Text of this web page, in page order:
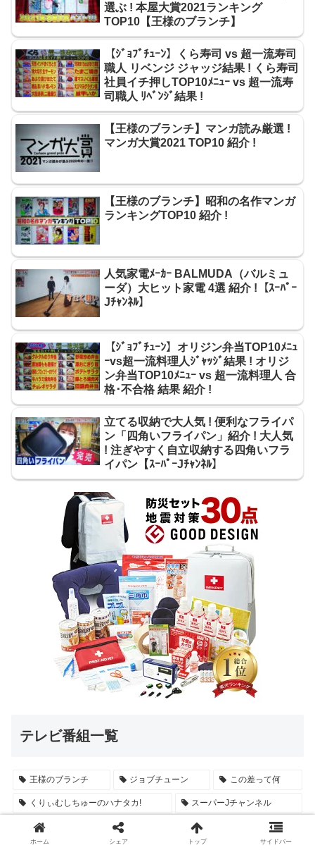
選ぶ ! 本屋大賞2021ランキング
TOP10【王様のブランチ】
【ｼﾞｮﾌﾞﾁｭｰﾝ】くら寿司 vs 超一流寿司
職人 リベンジ ジャッジ結果 ! くら寿司
社員イチ押しTOP10ﾒﾆｭｰ vs 超一流寿
司職人 ﾘﾍﾞﾝｼﾞ結果 !
【王様のブランチ】マンガ読み厳選 !
マンガ大賞2021 TOP10 紹介 !
【王様のブランチ】昭和の名作マンガ
ランキングTOP10 紹介 !
人気家電ﾒｰｶｰ BALMUDA（バルミュ
ーダ）大ヒット家電 4選 紹介 !【ｽｰﾊﾟｰ
Jﾁｬﾝﾈﾙ】
【ｼﾞｮﾌﾞﾁｭｰﾝ】オリジン弁当TOP10ﾒﾆｭ
ｰvs超一流料理人ｼﾞｬｯｼﾞ結果 ! オリジ
ン弁当TOP10ﾒﾆｭｰ vs 超一流料理人 合
格･不合格 結果 紹介 !
立てる収納で大人気 ! 便利なフライパ
ン「四角いフライパン」紹介 ! 大人気
! 注ぎやすく自立収納する四角いフラ
イパン【ｽｰﾊﾟｰJﾁｬﾝﾈﾙ】
テレビ番組一覧
王様のブランチ ジョブチューン この差って何
くりぃむしちゅーのハナタカ! スーパーJチャンネル
よじごじDays 教えてもらう前と後 お願い!ランキング
ホーム シェア トップ サイドバー